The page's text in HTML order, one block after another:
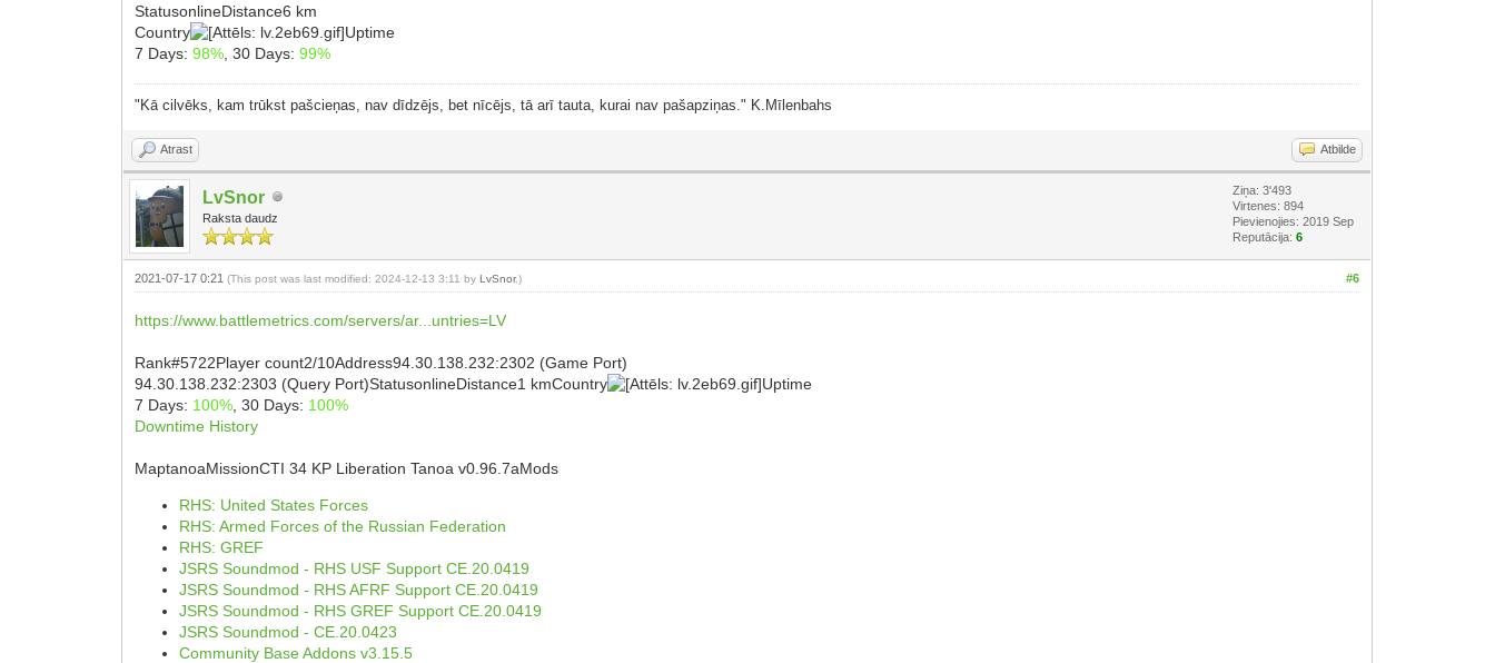
StatusonlineDistance6 km
Country
Uptime
7 Days:98% , 30 Days:99%
"Kā cilvēks, kam trūkst pašcieņas, nav dīdzējs, bet nīcējs, tā arī tauta, kurai nav pašapziņas." K.Mīlenbahs
Atrast Atbilde
LvSnor
Raksta daudz
Ziņa: 3'493
Virtenes: 894
Pievienojies: 2019 Sep
Reputācija:6
#6
2021-07-17 0:21(This post was last modified: 2024-12-13 3:11 byLvSnor.)
https://www.battlemetrics.com/servers/ar...untries=LV
Rank#5722Player count2/10Address94.30.138.232:2302 (Game Port)
94.30.138.232:2303 (Query Port)StatusonlineDistance1 kmCountry
Uptime
7 Days: 100% , 30 Days: 100%
Downtime History
MaptanoaMissionCTI 34 KP Liberation Tanoa v0.96.7aMods
RHS: United States Forces
RHS: Armed Forces of the Russian Federation
RHS: GREF
JSRS Soundmod - RHS USF Support CE.20.0419
JSRS Soundmod - RHS AFRF Support CE.20.0419
JSRS Soundmod - RHS GREF Support CE.20.0419
JSRS Soundmod - CE.20.0423
Community Base Addons v3.15.5